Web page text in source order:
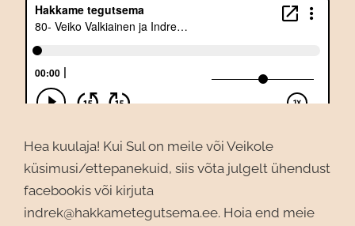
Hea kuulaja! Kui Sul on meile või Veikole
küsimusi/ettepanekuid, siis võta julgelt ühendust
facebookis või kirjuta
indrek@hakkametegutsema.ee. Hoia end meie